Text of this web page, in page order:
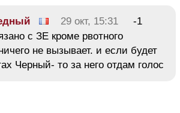
29 окт, 15:31
-1
с ЗЕ кроме рвотного
не вызывает. и если будет
Черный- то за него отдам голос